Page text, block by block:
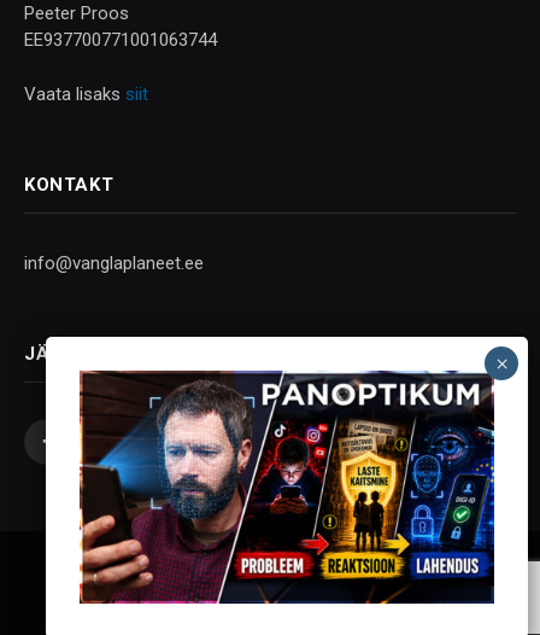
Peeter Proos
EE937700771001063744
Vaata lisaks siit
KONTAKT
info@vanglaplaneet.ee
JÄLGI SOTSIAALMEEDIAS
Facebook
X
(Twitter)
InstagramYouTubeTelegram
Vanglaplaneet - Vastupanu Vaim